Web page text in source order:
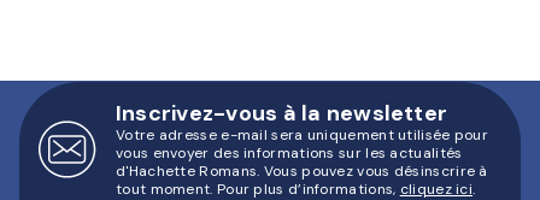
Inscrivez-vous à la newsletter
Votre adresse e-mail sera uniquement utilisée pour
vous envoyer des informations sur les actualités
d'Hachette Romans. Vous pouvez vous désinscrire à
tout moment. Pour plus d’informations, cliquez ici.